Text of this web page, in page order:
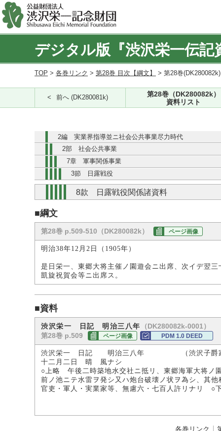
デジタル版『渋沢栄一伝記
TOP > 各巻リンク > 第28巻 目次【綱文】 > 第28巻
前へ (DK280081k)
第28巻（DK280082k）
資料リスト
2編 実業界指導並ニ社会公共事業尽力時代
2部 社会公共事業
7章 軍事関係事業
3節 日露戦役
8款 日露戦役関係諸資料
■綱文
第28巻 p.509-510（DK280082k） ページ画像
明治38年12月2日（1905年）
是日栄一、東郷大将主催ノ園遊会ニ出席、次イデ翌
凱旋祝賀会等ニ出席ス。
■資料
渋沢栄一 日記 明治三八年
（DK280082k-0001）
第28巻 p.509
ページ画像 PDM 1.0 DEED
渋沢栄一 日記 明治三八年 （渋沢子爵家
十二月二日 晴 風ナシ
○上略 午後二時築地水交社ニ抵リ、東郷海軍大将ノ
前ノ池ニテ水雷ヲ発シ又ハ炮台破壊ノ状ヲ為シ、其
官吏・軍人・実業家等、無慮六・七百人許リナリ ○
各巻リンク